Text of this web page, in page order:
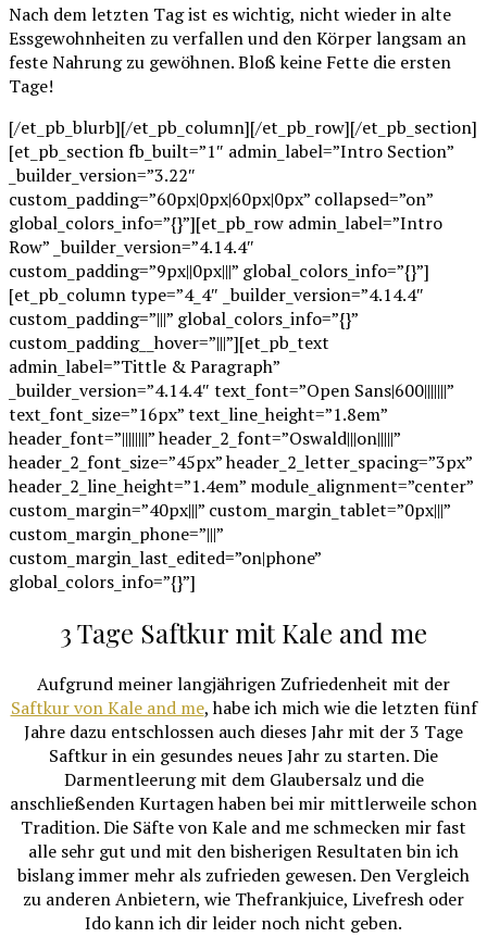
Nach dem letzten Tag ist es wichtig, nicht wieder in alte
Essgewohnheiten zu verfallen und den Körper langsam an
feste Nahrung zu gewöhnen. Bloß keine Fette die ersten
Tage!
[/et_pb_blurb][/et_pb_column][/et_pb_row][/et_pb_section]
[et_pb_section fb_built=”1″ admin_label=”Intro Section”
_builder_version=”3.22″
custom_padding=”60px|0px|60px|0px” collapsed=”on”
global_colors_info=”{}”][et_pb_row admin_label=”Intro
Row” _builder_version=”4.14.4″
custom_padding=”9px||0px|||” global_colors_info=”{}”]
[et_pb_column type=”4_4″ _builder_version=”4.14.4″
custom_padding=”|||” global_colors_info=”{}”
custom_padding__hover=”|||”][et_pb_text
admin_label=”Tittle & Paragraph”
_builder_version=”4.14.4″ text_font=”Open Sans|600|||||||”
text_font_size=”16px” text_line_height=”1.8em”
header_font=”||||||||” header_2_font=”Oswald|||on|||||”
header_2_font_size=”45px” header_2_letter_spacing=”3px”
header_2_line_height=”1.4em” module_alignment=”center”
custom_margin=”40px|||” custom_margin_tablet=”0px|||”
custom_margin_phone=”|||”
custom_margin_last_edited=”on|phone”
global_colors_info=”{}”]
3 Tage Saftkur mit Kale and me
Aufgrund meiner langjährigen Zufriedenheit mit der
Saftkur von Kale and me, habe ich mich wie die letzten fünf
Jahre dazu entschlossen auch dieses Jahr mit der 3 Tage
Saftkur in ein gesundes neues Jahr zu starten. Die
Darmentleerung mit dem Glaubersalz und die
anschließenden Kurtagen haben bei mir mittlerweile schon
Tradition. Die Säfte von Kale and me schmecken mir fast
alle sehr gut und mit den bisherigen Resultaten bin ich
bislang immer mehr als zufrieden gewesen. Den Vergleich
zu anderen Anbietern, wie Thefrankjuice, Livefresh oder
Ido kann ich dir leider noch nicht geben.